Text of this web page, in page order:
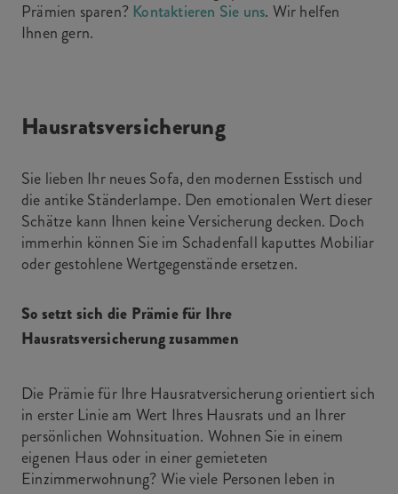
Prämien sparen? Kontaktieren Sie uns. Wir helfen
Ihnen gern.
Hausratsversicherung
Sie lieben Ihr neues Sofa, den modernen Esstisch und
die antike Ständerlampe. Den emotionalen Wert dieser
Schätze kann Ihnen keine Versicherung decken. Doch
immerhin können Sie im Schadenfall kaputtes Mobiliar
oder gestohlene Wertgegenstände ersetzen.
So setzt sich die Prämie für Ihre
Hausratsversicherung zusammen
Die Prämie für Ihre Hausratversicherung orientiert sich
in erster Linie am Wert Ihres Hausrats und an Ihrer
persönlichen Wohnsituation. Wohnen Sie in einem
eigenen Haus oder in einer gemieteten
Einzimmerwohnung? Wie viele Personen leben in